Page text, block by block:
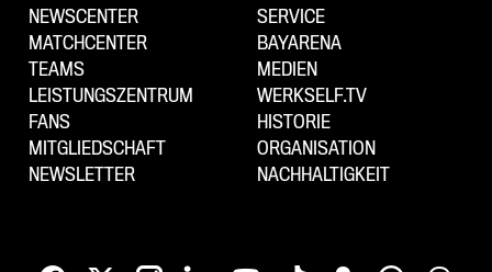
NEWSCENTER
MATCHCENTER
TEAMS
LEISTUNGSZENTRUM
FANS
MITGLIEDSCHAFT
NEWSLETTER
SERVICE
BAYARENA
MEDIEN
WERKSELF.TV
HISTORIE
ORGANISATION
NACHHALTIGKEIT